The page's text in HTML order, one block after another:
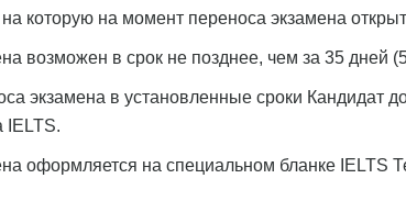
которую на момент переноса экзамена
возможен в срок не позднее, чем за 35 дней
экзамена в установленные сроки Кандидат
IELTS.
оформляется на специальном бланке IELTS